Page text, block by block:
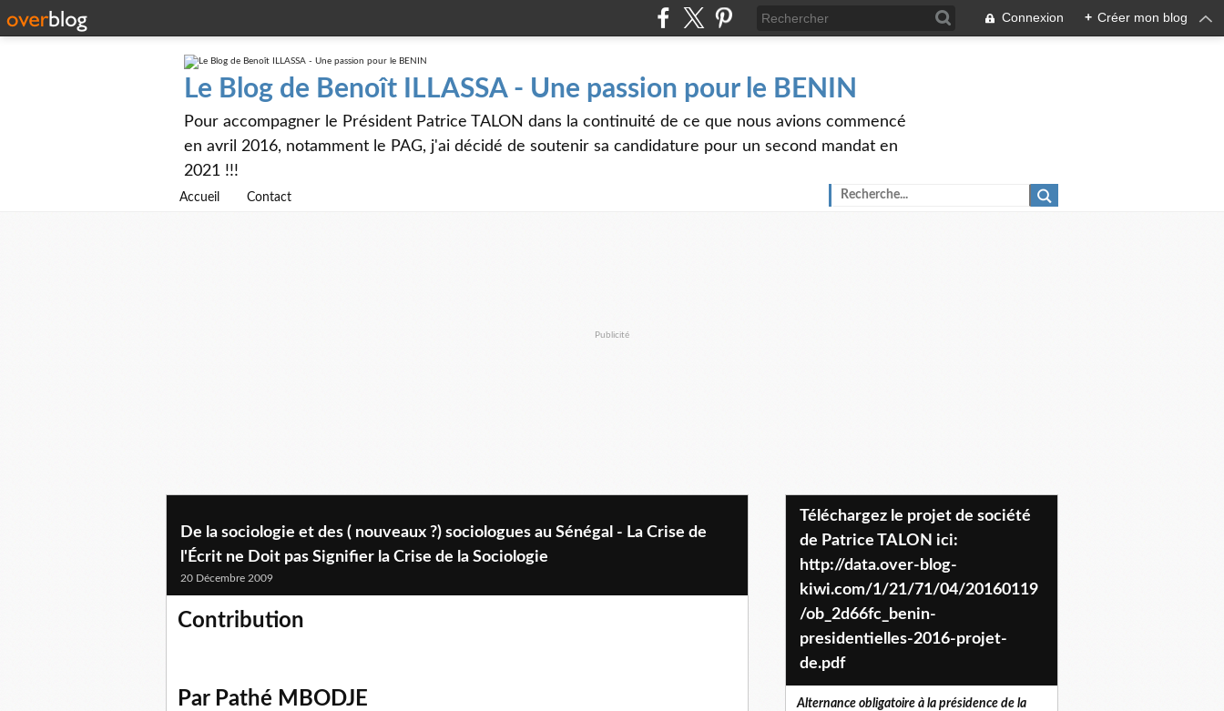
Connexion + Créer mon blog
Le Blog de Benoît ILLASSA - Une passion pour le BENIN
Pour accompagner le Président Patrice TALON dans la continuité de ce que nous avions commencé
en avril 2016, notamment le PAG, j'ai décidé de soutenir sa candidature pour un second mandat en
2021 !!!
Accueil Contact
Publicité
De la sociologie et des ( nouveaux ?) sociologues au Sénégal - La Crise de
l'Écrit ne Doit pas Signifier la Crise de la Sociologie
20 Décembre 2009
Contribution
Par Pathé MBODJE
Téléchargez le projet de société
de Patrice TALON ici:
http://data.over-blog-
kiwi.com/1/21/71/04/20160119
/ob_2d66fc_benin-
presidentielles-2016-projet-
de.pdf
Alternance obligatoire à la présidence de la